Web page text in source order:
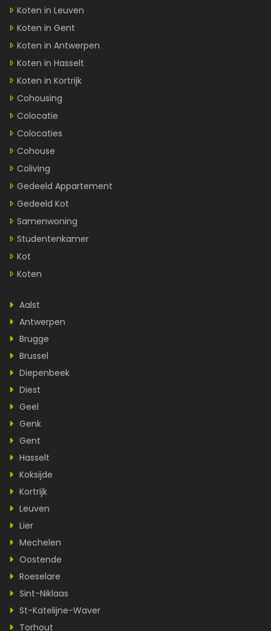
Koten in Leuven
Koten in Gent
Koten in Antwerpen
Koten in Hasselt
Koten in Kortrijk
Cohousing
Colocatie
Colocaties
Cohouse
Coliving
Gedeeld Appartement
Gedeeld Kot
Samenwoning
Studentenkamer
Kot
Koten
Aalst
Antwerpen
Brugge
Brussel
Diepenbeek
Diest
Geel
Genk
Gent
Hasselt
Koksijde
Kortrijk
Leuven
Lier
Mechelen
Oostende
Roeselare
Sint-Niklaas
St-Katelijne-Waver
Torhout